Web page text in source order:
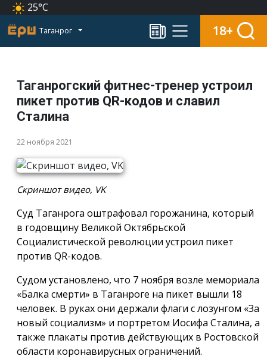
25°C
Таганрог 18+
Таганрогский фитнес-тренер устроил
пикет против QR-кодов и славил
Сталина
22 ноября 2021
Cкриншот видео, VK
Суд Таганрога оштрафовал горожанина, который
в годовщину Великой Октябрьской
Социалистической революции устроил пикет
против QR-кодов.
Судом установлено, что 7 ноября возле мемориала
«Балка смерти» в Таганроге на пикет вышли 18
человек. В руках они держали флаги с лозунгом «За
новый социализм» и портретом Иосифа Сталина, а
также плакаты против действующих в Ростовской
области коронавирусных ограничений.